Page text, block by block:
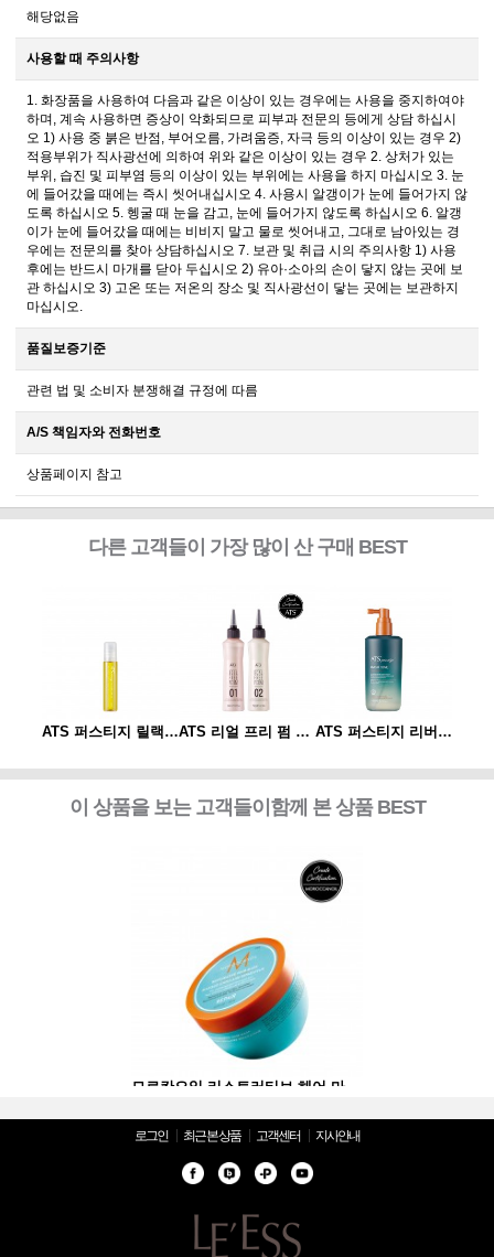
해당없음
사용할 때 주의사항
1. 화장품을 사용하여 다음과 같은 이상이 있는 경우에는 사용을 중지하여야
하며, 계속 사용하면 증상이 악화되므로 피부과 전문의 등에게 상담 하십시
오 1) 사용 중 붉은 반점, 부어오름, 가려움증, 자극 등의 이상이 있는 경우 2)
적용부위가 직사광선에 의하여 위와 같은 이상이 있는 경우 2. 상처가 있는
부위, 습진 및 피부염 등의 이상이 있는 부위에는 사용을 하지 마십시오 3. 눈
에 들어갔을 때에는 즉시 씻어내십시오 4. 사용시 알갱이가 눈에 들어가지 않
도록 하십시오 5. 헹굴 때 눈을 감고, 눈에 들어가지 않도록 하십시오 6. 알갱
이가 눈에 들어갔을 때에는 비비지 말고 물로 씻어내고, 그대로 남아있는 경
우에는 전문의를 찾아 상담하십시오 7. 보관 및 취급 시의 주의사항 1) 사용
후에는 반드시 마개를 닫아 두십시오 2) 유아·소아의 손이 닿지 않는 곳에 보
관 하십시오 3) 고온 또는 저온의 장소 및 직사광선이 닿는 곳에는 보관하지
마십시오.
품질보증기준
관련 법 및 소비자 분쟁해결 규정에 따름
A/S 책임자와 전화번호
상품페이지 참고
다른 고객들이 가장 많이 산 구매 BEST
ATS 퍼스티지 릴랙싱 스파오일 10ml ATS 리얼 프리 펌 1제/2제 ATS 퍼스티지 리버시 토닉 140ml
이 상품을 보는 고객들이함께 본 상품 BEST
로그인 최근 본 상품 고객센터 지사안내